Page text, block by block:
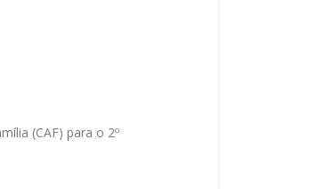
(CAF) para o 2º